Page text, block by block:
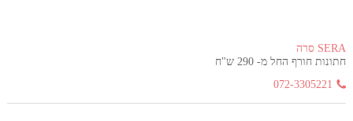
SERA סרה
חתונות חורף החל מ- 290 ש"ח
072-3305221